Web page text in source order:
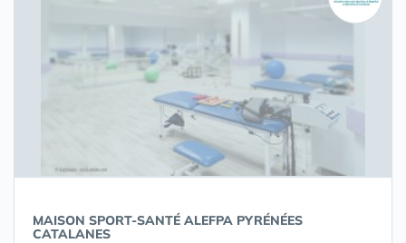
MAISON SPORT-SANTÉ ALEFPA PYRÉNÉES
CATALANES